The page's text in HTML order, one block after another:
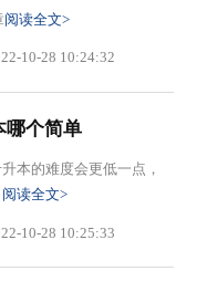
阅读全文>
10-28 10:24:32
哪个简单
本的难度会更低一点，
阅读全文>
10-28 10:25:33